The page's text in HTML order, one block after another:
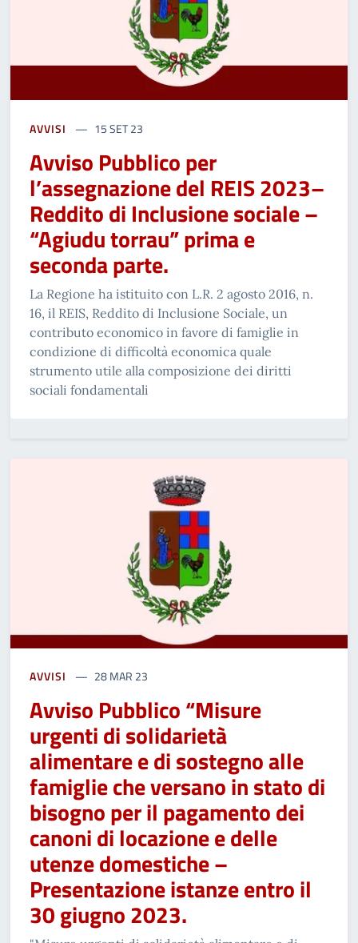
AVVISI 15 SET 23
Avviso Pubblico per
l’assegnazione del REIS 2023–
Reddito di Inclusione sociale –
“Agiudu torrau” prima e
seconda parte.
La Regione ha istituito con L.R. 2 agosto 2016, n.
16, il REIS, Reddito di Inclusione Sociale, un
contributo economico in favore di famiglie in
condizione di difficoltà economica quale
strumento utile alla composizione dei diritti
sociali fondamentali
AVVISI 28 MAR 23
Avviso Pubblico “Misure
urgenti di solidarietà
alimentare e di sostegno alle
famiglie che versano in stato di
bisogno per il pagamento dei
canoni di locazione e delle
utenze domestiche –
Presentazione istanze entro il
30 giugno 2023.